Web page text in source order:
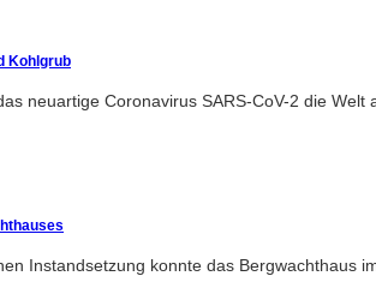
Kohlgrub
neuartige Coronavirus SARS-CoV-2 die
Instandsetzung konnte das Bergwachthaus